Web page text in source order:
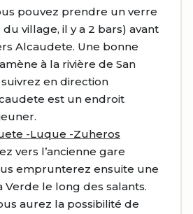
pouvez prendre un verre
village, il y a 2 bars) avant
Alcaudete. Une bonne
à la rivière de San
en direction
est un endroit
-Luque -Zuheros
vers l’ancienne gare
emprunterez ensuite une
Verde le long des salants.
aurez la possibilité de